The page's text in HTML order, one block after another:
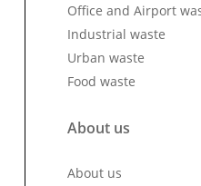
Office and Airport
Industrial waste
Urban waste
Food waste
About us
About us